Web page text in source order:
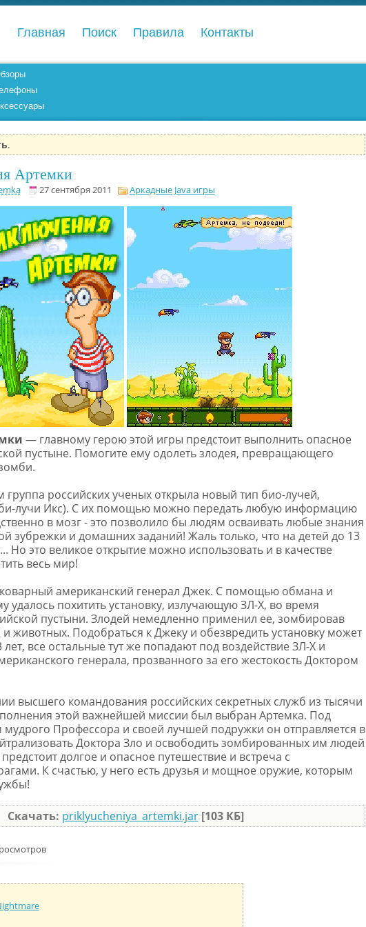
Главная Поиск Правила Контакты
.
Артемки
27 сентября 2011 Аркадные Java игры
— главному герою этой игры предстоит выполнить опасное
пустыне. Помогите ему одолеть злодея, превращающего
российских ученых открыла новый тип био-лучей,
лучи Икс). С их помощью можно передать любую информацию
в мозг - это позволило бы людям осваивать любые знания
зубрежки и домашних заданий! Жаль только, что на детей до 13
Но это великое открытие можно использовать и в качестве
весь мир!
американский генерал Джек. С помощью обмана и
удалось похитить установку, излучающую ЗЛ-Х, во время
пустыни. Злодей немедленно применил ее, зомбировав
и животных. Подобраться к Джеку и обезвредить установку может
все остальные тут же попадают под воздействие ЗЛ-Х и
генерала, прозванного за его жестокость Доктором
высшего командования российских секретных служб из тысячи
этой важнейшей миссии был выбран Артемка. Под
мудрого Профессора и своей лучшей подружки он отправляется в
Доктора Зло и освободить зомбированных им людей
долгое и опасное путешествие и встреча с
К счастью, у него есть друзья и мощное оружие, которым
Скачать: priklyucheniya_artemki.jar [103 КБ]